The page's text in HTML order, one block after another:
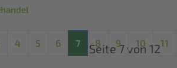
Seite 7 von 12
4 5 6 7 8 9 10 11